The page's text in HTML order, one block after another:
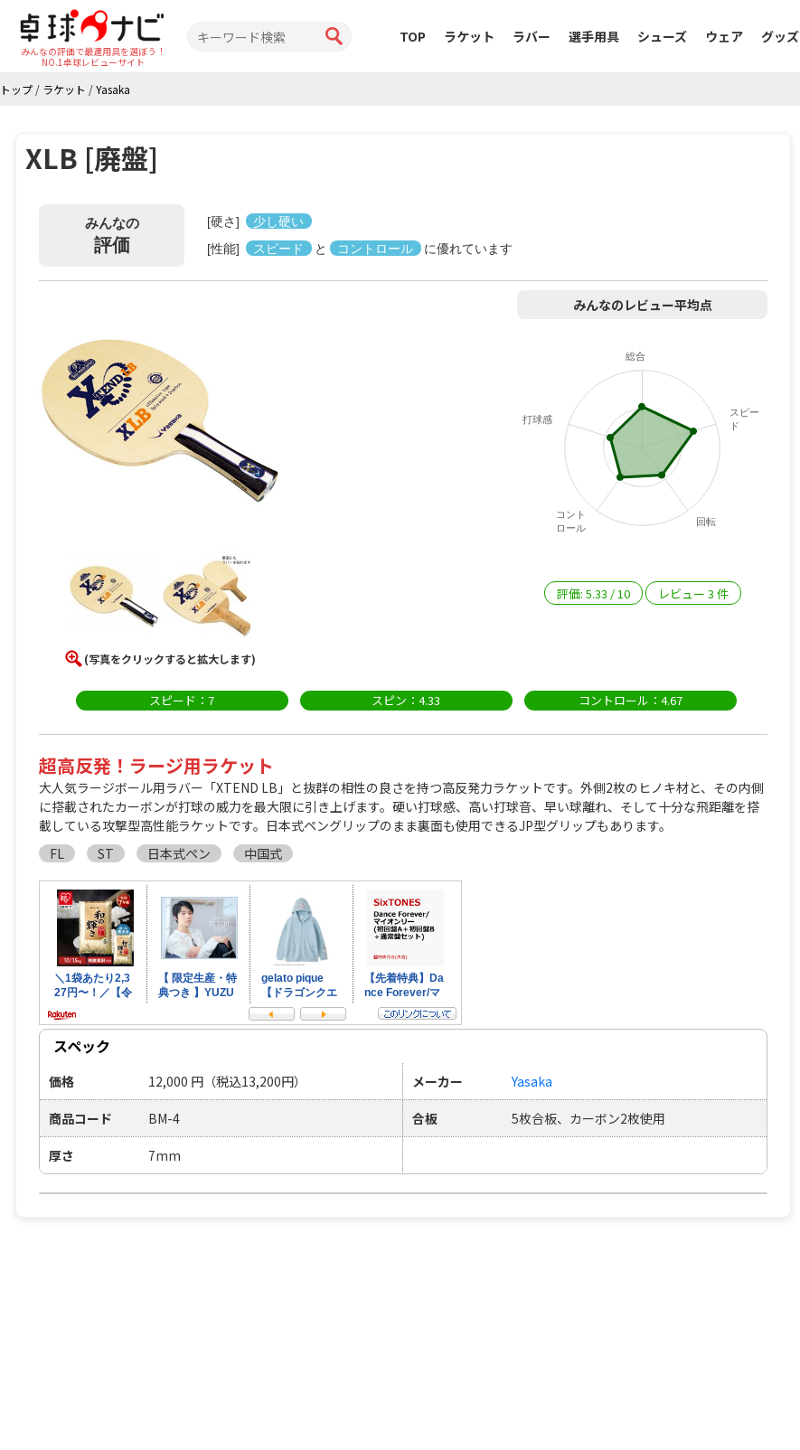
みんなの評価で最適用具を選ぼう！
NO.1卓球レビューサイト
TOP ラケット ラバー 選手用具 シューズ ウェア グッズ
トップ / ラケット /Yasaka
XLB [廃盤]
みんなの
評価
[硬さ]
少し硬い
[性能]
スピード と コントロール に優れています
(写真をクリックすると拡大します)
みんなのレビュー平均点
総合
スピー
ド
回転
コント
ロール
打球感
評価: 5.33 /10 レビュー 3 件
スピード：7 スピン：4.33 コントロール：4.67
超高反発！ラージ用ラケット
大人気ラージボール用ラバー「XTEND LB」と抜群の相性の良さを持つ高反発力ラケットです。外側2枚のヒノキ材と、その内側
に搭載されたカーボンが打球の威力を最大限に引き上げます。硬い打球感、高い打球音、早い球離れ、そして十分な飛距離を搭
載している攻撃型高性能ラケットです。日本式ペングリップのまま裏面も使用できるJP型グリップもあります。
FL
ST 日本式ペン 中国式
スペック
価格 12,000 円 （税込13,200円） メーカー Yasaka
商品コード BM-4 合板 5枚合板、カーボン2枚使用
厚さ 7mm